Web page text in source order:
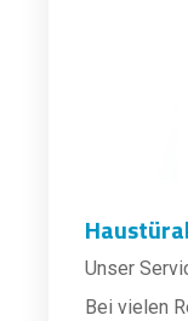
Unser
Bei vielen